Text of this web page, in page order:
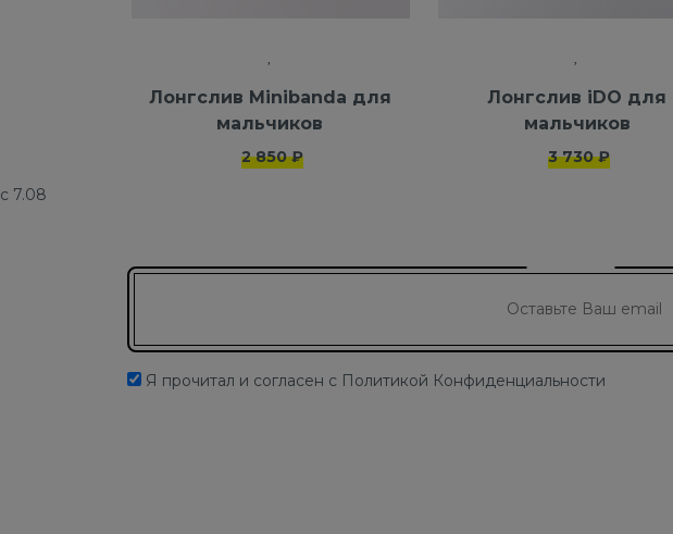
Лонгслив Minibanda для
мальчиков
2 850 ₽
Лонгслив iDO для
мальчиков
3 730 ₽
с 7.08
Я прочитал и согласен с Политикой Конфиденциальности